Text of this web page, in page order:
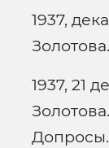
1937,
Золотова.
1937, 21